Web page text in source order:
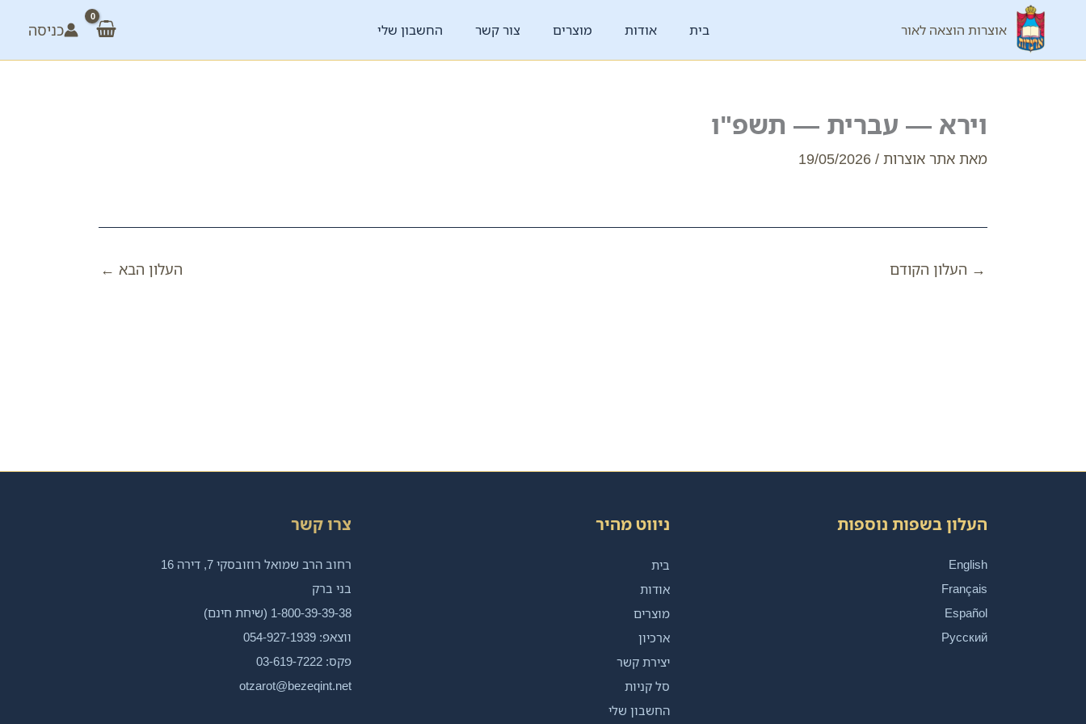
אוצרות הוצאה לאור בית אודות מוצרים צור קשר החשבון שלי כניסה
וירא — עברית — תשפ"ו
מאת אתר אוצרות /
19/05/2026
→ העלון הקודם העלון הבא ←
העלון בשפות נוספות
English
Français
Español
Русский
ניווט מהיר
בית
אודות
מוצרים
ארכיון
יצירת קשר
סל קניות
החשבון שלי
צרו קשר
רחוב הרב שמואל רוזובסקי 7, דירה 16
בני ברק
1-800-39-39-38 (שיחת חינם)
ווצאפ: 054-927-1939
פקס: 03-619-7222
otzarot@bezeqint.net